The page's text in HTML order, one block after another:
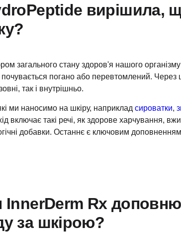
вирішила,
загального стану здоров'я нашого
погано або перевтомлений. Через
так і внутрішньо.
ми наносимо на шкіру, наприклад сироватки
включає такі речі, як здорове харчування,
добавки. Останнє є ключовим
InnerDerm Rx
за шкірою?